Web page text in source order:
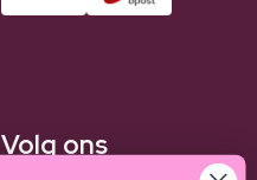
Volg ons